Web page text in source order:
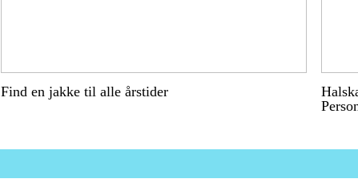
Find en jakke til alle årstider